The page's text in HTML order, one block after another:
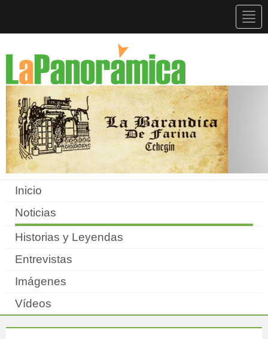
Inicio
Noticias
Historias y Leyendas
Entrevistas
Imágenes
Vídeos